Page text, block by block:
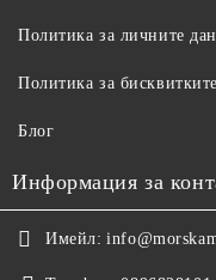
Политика за личните
Политика за бисквитките
Блог
Информация за
Имейл: